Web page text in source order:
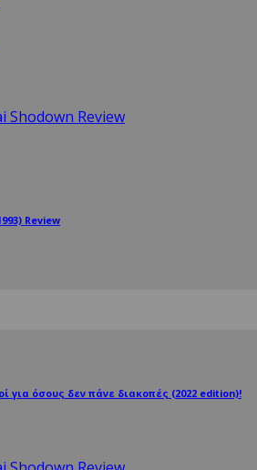
Review
για όσους δεν πάνε διακοπές (2022 edition)!